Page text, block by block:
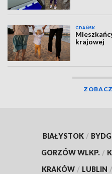
GDAŃSK
krajowej
BIAŁYSTOK /
GORZÓW WLKP. /
KRAKÓW / LUBLIN /